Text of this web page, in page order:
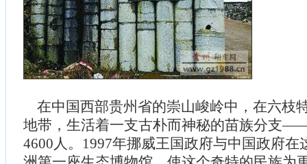
在中国西部贵州省的崇山峻岭中，在六枝
地带，生活着一支古朴而神秘的苗族分支
4600人。1997年挪威王国政府与中国政府在